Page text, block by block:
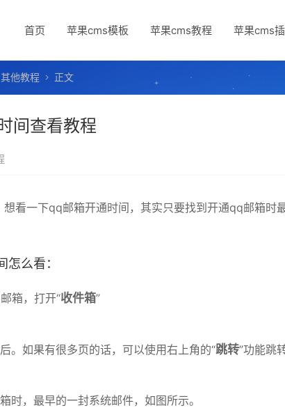
首页 苹果cms模板 苹果cms教程 苹果cms
其他教程 正文
间查看教程
看一下qq邮箱开通时间，其实只要找到开通qq邮箱时
怎么看：
箱，打开“收件箱”
。如果有很多页的话，可以使用右上角的“跳转”功能跳
时，最早的一封系统邮件，如图所示。